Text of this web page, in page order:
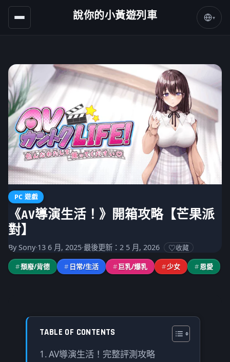
說你的小黃遊列車 ▾
PC 遊戲
《AV導演生活！》開箱攻略【芒果派
對】
By Sony·13 6 月, 2025·最後更新：2 5 月, 2026 收藏
#頹廢/背德 # 日常/生活 #巨乳/爆乳 #少女 #恩愛
TABLE OF CONTENTS
AV導演生活！完整評測攻略